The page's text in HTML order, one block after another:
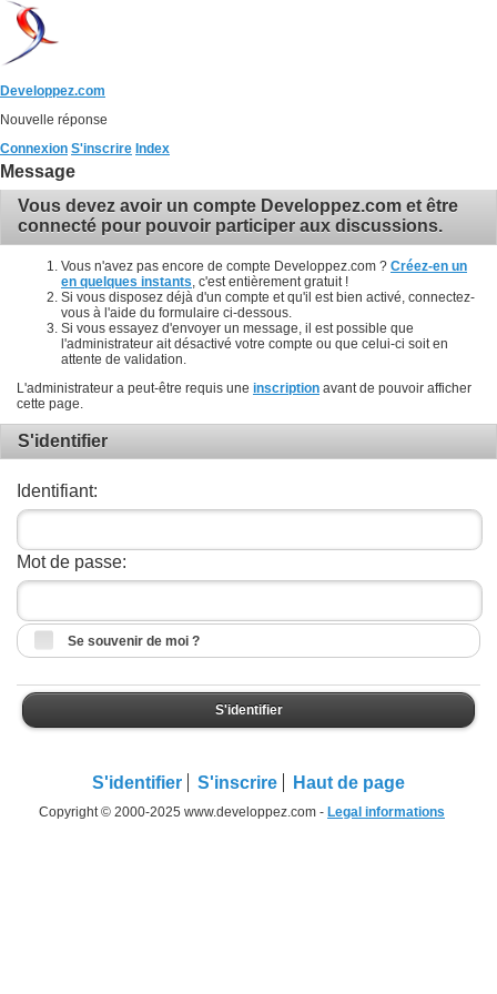
Developpez.com
Nouvelle réponse
Connexion S'inscrire Index
Message
Vous devez avoir un compte Developpez.com et être
connecté pour pouvoir participer aux discussions.
Vous n'avez pas encore de compte Developpez.com ? Créez-en un
en quelques instants , c'est entièrement gratuit !
Si vous disposez déjà d'un compte et qu'il est bien activé, connectez-
vous à l'aide du formulaire ci-dessous.
Si vous essayez d'envoyer un message, il est possible que
l'administrateur ait désactivé votre compte ou que celui-ci soit en
attente de validation.
L'administrateur a peut-être requis une inscription avant de pouvoir afficher
cette page.
S'identifier
Identifiant:
Mot de passe:
Se souvenir de moi ?
S'identifier
S'identifier S'inscrire Haut de page
Copyright © 2000-2025 www.developpez.com - Legal informations